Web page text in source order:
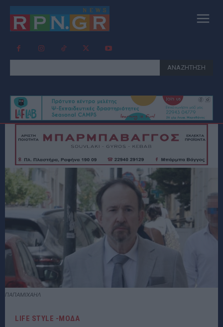
ΑΝΑΖΗΤΗΣΗ
ΠΑΠΑΜΙΧΑΗΛ
LIFE STYLE -ΜΌΔΑ